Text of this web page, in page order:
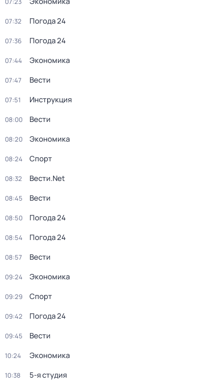
07:32 Погода 24
07:36 Погода 24
07:44 Экономика
07:47 Вести
07:51 Инструкция
08:00 Вести
08:20 Экономика
08:24 Спорт
08:32 Вести.Net
08:45 Вести
08:50 Погода 24
08:54 Погода 24
08:57 Вести
09:24 Экономика
09:29 Спорт
09:42 Погода 24
09:45 Вести
10:24 Экономика
10:38 5-я студия